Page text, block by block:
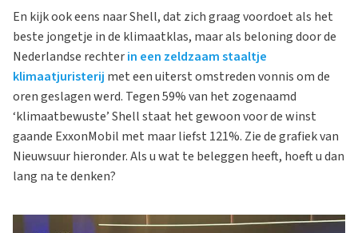
En kijk ook eens naar Shell, dat zich graag voordoet als het
beste jongetje in de klimaatklas, maar als beloning door de
Nederlandse rechterin een zeldzaam staaltje
klimaatjuristerij met een uiterst omstreden vonnis om de
oren geslagen werd. Tegen 59% van het zogenaamd
‘klimaatbewuste’ Shell staat het gewoon voor de winst
gaande ExxonMobil met maar liefst 121%. Zie de grafiek van
Nieuwsuur hieronder. Als u wat te beleggen heeft, hoeft u dan
lang na te denken?